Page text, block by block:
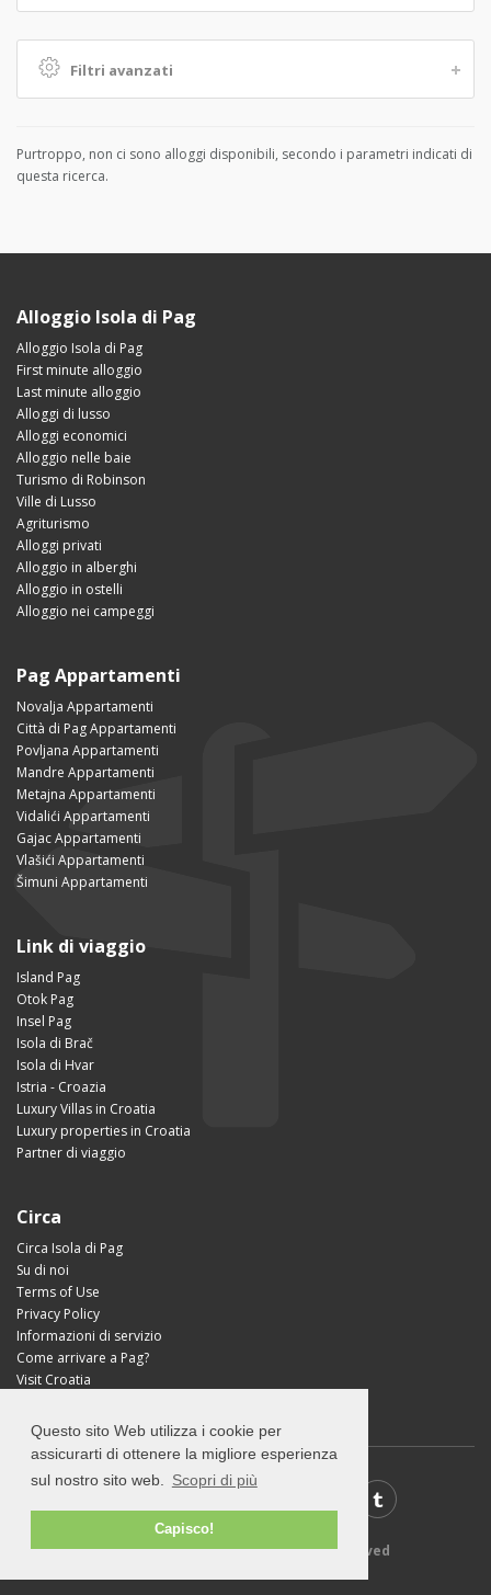
Questo sito Web utilizza i cookie per
assicurarti di ottenere la migliore esperienza
sul nostro sito web.
Scopri di più
Capisco!
Filtri avanzati
Purtroppo, non ci sono alloggi disponibili, secondo i parametri indicati di
questa ricerca.
Alloggio Isola di Pag
Alloggio Isola di Pag
First minute alloggio
Last minute alloggio
Alloggi di lusso
Alloggi economici
Alloggio nelle baie
Turismo di Robinson
Ville di Lusso
Agriturismo
Alloggi privati
Alloggio in alberghi
Alloggio in ostelli
Alloggio nei campeggi
Pag Appartamenti
Novalja Appartamenti
Città di Pag Appartamenti
Povljana Appartamenti
Mandre Appartamenti
Metajna Appartamenti
Vidalići Appartamenti
Gajac Appartamenti
Vlašići Appartamenti
Šimuni Appartamenti
Link di viaggio
Island Pag
Otok Pag
Insel Pag
Isola di Brač
Isola di Hvar
Istria - Croazia
Luxury Villas in Croatia
Luxury properties in Croatia
Partner di viaggio
Circa
Circa Isola di Pag
Su di noi
Terms of Use
Privacy Policy
Informazioni di servizio
Come arrivare a Pag?
Visit Croatia
© 2026 Visit-Pag.com - All rights reserved